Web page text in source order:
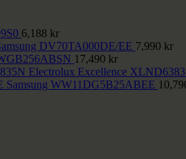
6,188 kr
DV70TA000DE/EE 7,990 kr
17,490 kr
Electrolux Excellence
Samsung WW11DG5B25ABEE